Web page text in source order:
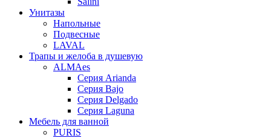
Унитазы
Напольные
Подвесные
LAVAL
Трапы и желоба в душевую
ALMAes
Серия Arianda
Серия Bajo
Серия Delgado
Серия Laguna
Мебель для ванной
PURIS